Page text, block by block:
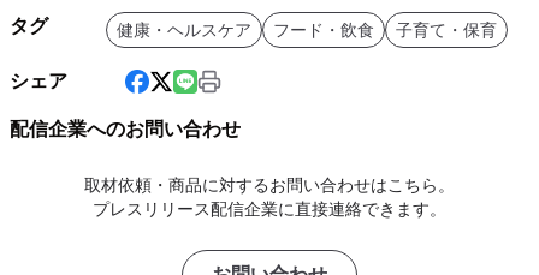
タグ 健康・ヘルスケア フード・飲食 子育て・保育
シェア
配信企業へのお問い合わせ
取材依頼・商品に対するお問い合わせはこちら。
プレスリリース配信企業に直接連絡できます。